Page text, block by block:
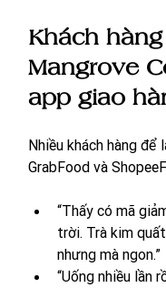
Khách
Mangrove
app giao
Nhiều khách hàng
GrabFood và
“Thấy có mã
trời. Trà kim
nhưng mà ngon.”
“Uống nhiều lần